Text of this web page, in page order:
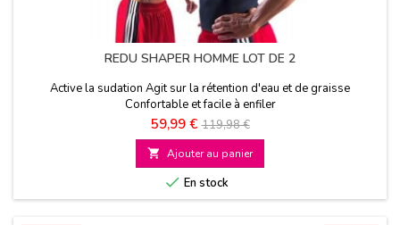
REDU SHAPER HOMME LOT DE 2
Active la sudation Agit sur la rétention d'eau et de graisse
Confortable et facile à enfiler
Prix
59,99 € Prix
de
base
119,98 €
 Ajouter au panier
 En stock